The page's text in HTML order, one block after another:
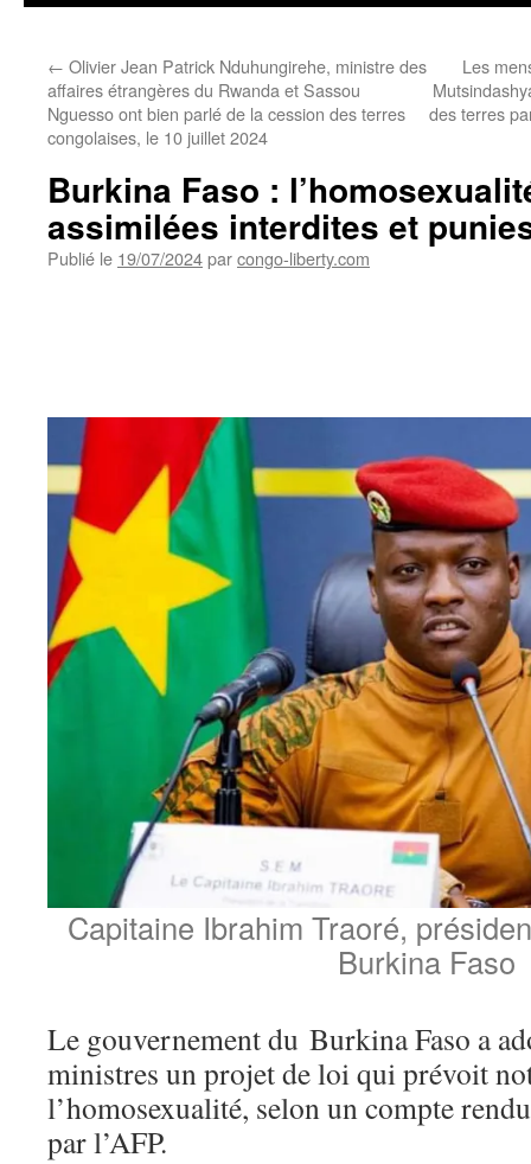
← Olivier Jean Patrick Nduhungirehe, ministre des
affaires étrangères du Rwanda et Sassou
Nguesso ont bien parlé de la cession des terres
congolaises, le 10 juillet 2024
Les
des terres
Burkina Faso :
assimilées interdites et
Publié le 19/07/2024parcongo-liberty.com
Capitaine Ibrahim Traoré,
Burkina Faso
Le gouvernement du Burkina Faso a
ministres un projet de loi qui prévoit
l’homosexualité, selon un compte
par l’AFP.